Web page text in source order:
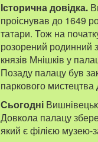
Історична довідка.
проіснував до 1649
татари. Тож на
розорений родинний
князів Мнішків у
Позаду палацу був
паркового мистецтва
Сьогодні
Довкола палацу
який є філією музею-